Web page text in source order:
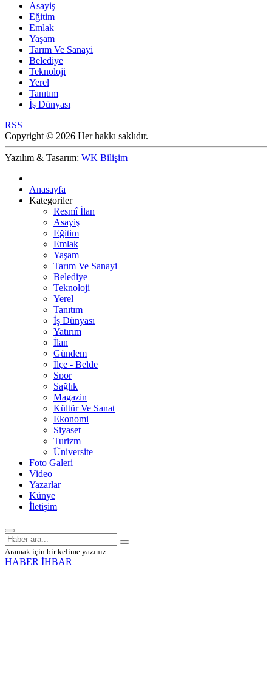
Asayiş
Eğitim
Emlak
Yaşam
Tarım Ve Sanayi
Belediye
Teknoloji
Yerel
Tanıtım
İş Dünyası
RSS
Copyright © 2026 Her hakkı saklıdır.
Yazılım & Tasarım: WK Bilişim
Anasayfa
Kategoriler
Resmî İlan
Asayiş
Eğitim
Emlak
Yaşam
Tarım Ve Sanayi
Belediye
Teknoloji
Yerel
Tanıtım
İş Dünyası
Yatırım
İlan
Gündem
İlçe - Belde
Spor
Sağlık
Magazin
Kültür Ve Sanat
Ekonomi
Siyaset
Turizm
Üniversite
Foto Galeri
Video
Yazarlar
Künye
İletişim
Aramak için bir kelime yazınız.
HABER İHBAR